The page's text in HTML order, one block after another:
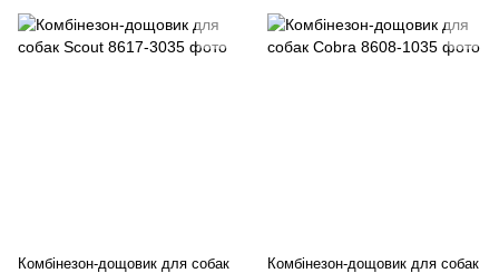
Комбінезон-дощовик для собак
Комбінезон-дощовик для собак